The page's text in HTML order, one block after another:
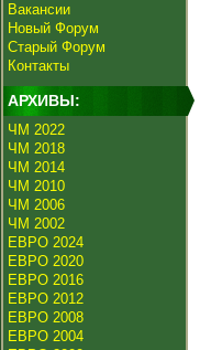
Вакансии
Новый Форум
Старый Форум
Контакты
АРХИВЫ:
ЧМ 2022
ЧМ 2018
ЧМ 2014
ЧМ 2010
ЧМ 2006
ЧМ 2002
ЕВРО 2024
ЕВРО 2020
ЕВРО 2016
ЕВРО 2012
ЕВРО 2008
ЕВРО 2004